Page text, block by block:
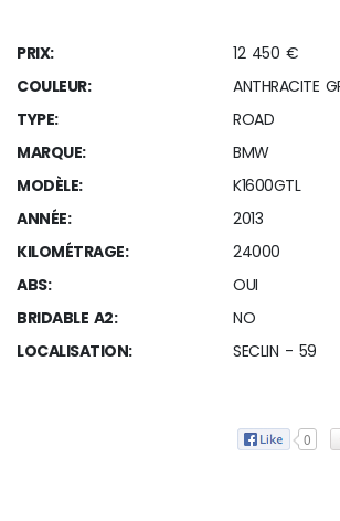
PRIX:
12 450 €
COULEUR:
ANTHRACITE
TYPE:
ROAD
MARQUE:
BMW
MODÈLE:
K1600GTL
ANNÉE:
2013
KILOMÉTRAGE:
24000
ABS:
OUI
BRIDABLE A2:
NO
LOCALISATION:
SECLIN - 59
0